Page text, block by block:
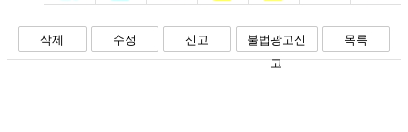
페북 트윗 밴드 카톡 카스 복사 스크랩
삭제 수정 신고
불법광고신
고
목록